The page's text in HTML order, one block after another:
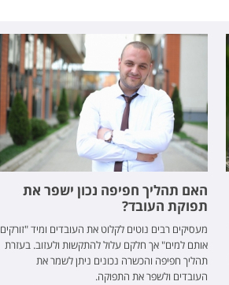
האם תהליך חפיפה נכון ישפר את
תפוקת העובד?
מעסיקים רבים נוטים לקלוט את העובדים ומיד "זורקים
אותם למים" אך חלקם עלול להתקשות ולעזוב. בעזרת
תהליך חפיפה והכשרה נכונים ניתן לשמר את
העובדים ולשפר את התפוקה.